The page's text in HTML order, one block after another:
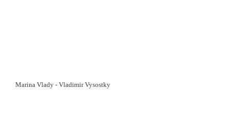
Marina Vlady - Vladimir Vysostky